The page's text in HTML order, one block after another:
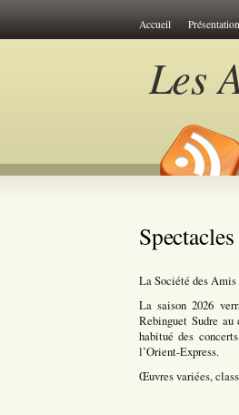
Accueil Présentation
Les
Spectacles
La Société des Amis
La saison 2026
Rebinguet Sudre
habitué des
l’Orient-Express.
Œuvres variées,